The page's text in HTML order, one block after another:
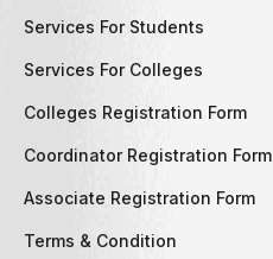
Services For Students
Services For Colleges
Colleges Registration Form
Coordinator Registration Form
Associate Registration Form
Terms & Condition